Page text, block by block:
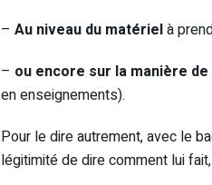
– Au niveau du matérielà
– ou encore sur la manière
en enseignements).
Pour le dire autrement, avec le
légitimité de dire comment lui